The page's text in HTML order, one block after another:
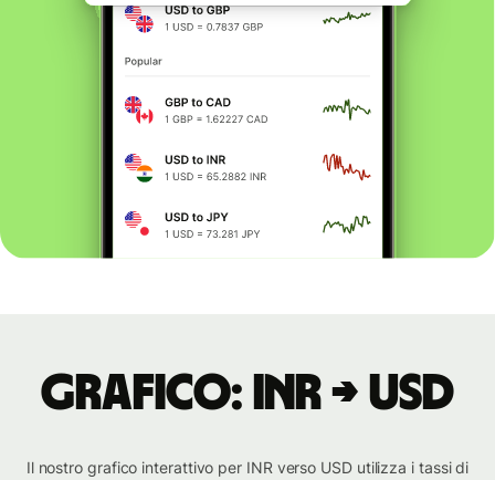
Grafico: INR → USD
Il nostro grafico interattivo per INR verso USD utilizza i tassi di